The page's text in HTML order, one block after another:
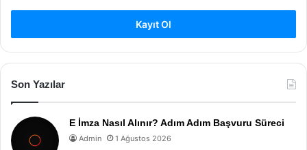
Kayıt Ol
Son Yazılar
E İmza Nasıl Alınır? Adım Adım Başvuru Süreci
Admin 1 Ağustos 2026